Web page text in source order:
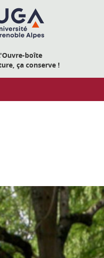
boîte
ça conserve !